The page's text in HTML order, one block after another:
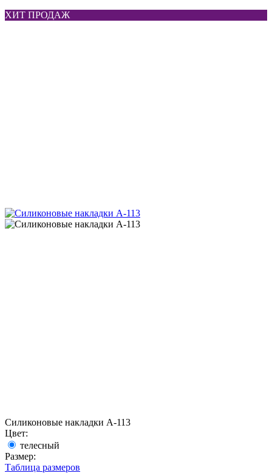
ХИТ ПРОДАЖ
Силиконовые накладки A-113
Цвет:
телесный
Размер:
Таблица размеров